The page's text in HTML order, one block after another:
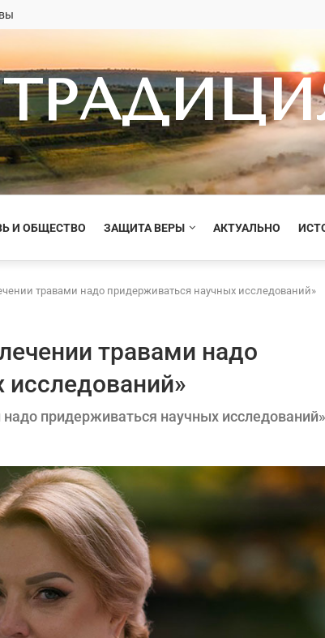
И ОБЩЕСТВО ЗАЩИТА ВЕРЫ АКТУАЛЬНО
травами надо придерживаться научных исследований»
травами надо
придерживаться научных исследований»